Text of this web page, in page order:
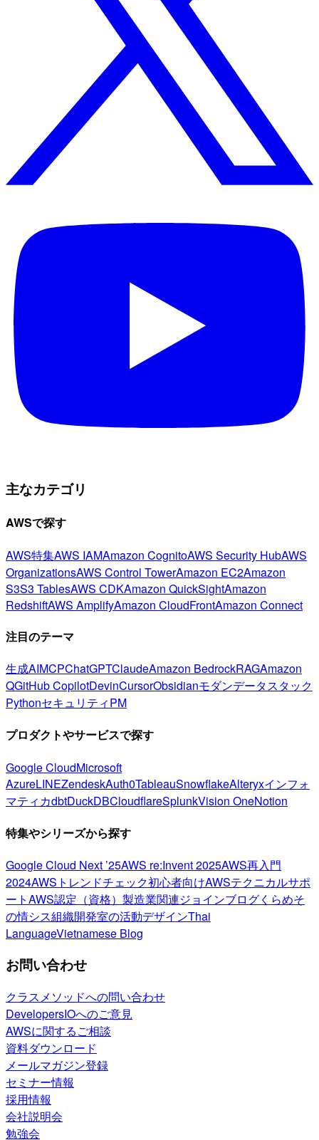
主なカテゴリ
AWSで探す
AWS特集AWS IAMAmazon CognitoAWS Security HubAWS
OrganizationsAWS Control TowerAmazon EC2Amazon
S3S3 TablesAWS CDKAmazon QuickSightAmazon
RedshiftAWS AmplifyAmazon CloudFrontAmazon Connect
注目のテーマ
生成AIMCPChatGPTClaudeAmazon BedrockRAGAmazon
QGitHub CopilotDevinCursorObsidianモダンデータスタック
PythonセキュリティPM
プロダクトやサービスで探す
Google CloudMicrosoft
AzureLINEZendeskAuth0TableauSnowflakeAlteryxインフォ
マティカdbtDuckDBCloudflareSplunkVision OneNotion
特集やシリーズから探す
Google Cloud Next ’25AWS re:Invent 2025AWS再入門
2024AWSトレンドチェック初心者向けAWSテクニカルサポ
ートAWS認定（資格） 製造業関連ジョインブログくらめそ
の情シス組織開発室の活動デザインThai
LanguageVietnamese Blog
お問い合わせ
クラスメソッドへの問い合わせ
DevelopersIOへのご意見
AWSに関するご相談
資料ダウンロード
メールマガジン登録
セミナー情報
採用情報
会社説明会
勉強会